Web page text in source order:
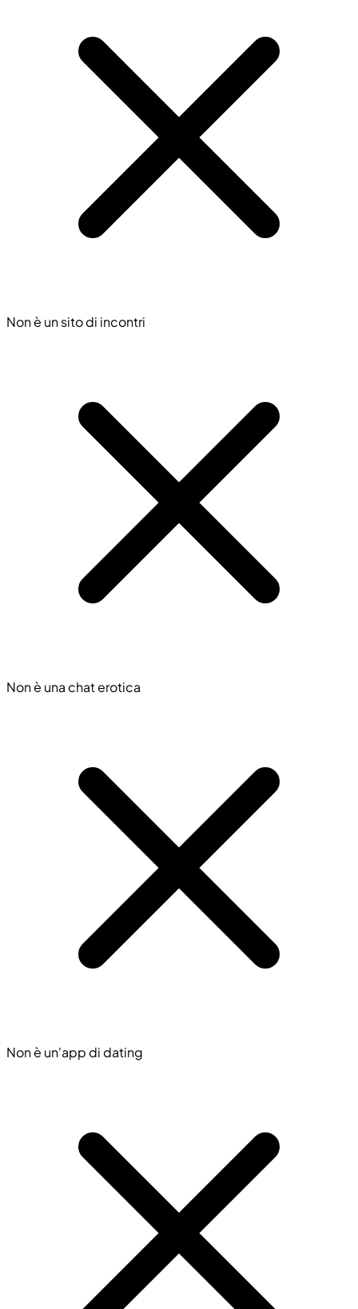
Non è un sito di incontri
Non è una chat erotica
Non è un'app di dating